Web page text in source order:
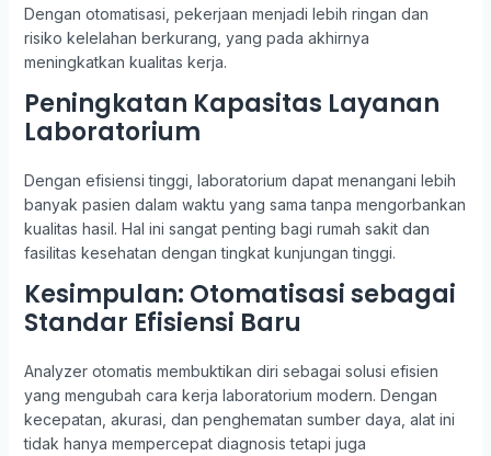
Dengan otomatisasi, pekerjaan menjadi lebih ringan dan
risiko kelelahan berkurang, yang pada akhirnya
meningkatkan kualitas kerja.
Peningkatan Kapasitas Layanan
Laboratorium
Dengan efisiensi tinggi, laboratorium dapat menangani lebih
banyak pasien dalam waktu yang sama tanpa mengorbankan
kualitas hasil. Hal ini sangat penting bagi rumah sakit dan
fasilitas kesehatan dengan tingkat kunjungan tinggi.
Kesimpulan: Otomatisasi sebagai
Standar Efisiensi Baru
Analyzer otomatis membuktikan diri sebagai solusi efisien
yang mengubah cara kerja laboratorium modern. Dengan
kecepatan, akurasi, dan penghematan sumber daya, alat ini
tidak hanya mempercepat diagnosis tetapi juga